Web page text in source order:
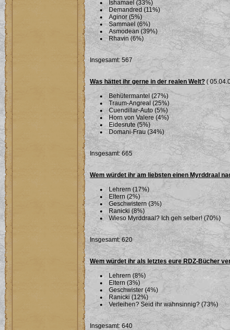
Ishamael (33%)
Demandred (11%)
Aginor (5%)
Sammael (6%)
Asmodean (39%)
Rhavin (6%)
Insgesamt: 567
Was hättet ihr gerne in der realen Welt? (
Behütermantel (27%)
Traum-Angreal (25%)
Cuendillar-Auto (5%)
Horn von Valere (4%)
Eidesrute (5%)
Domani-Frau (34%)
Insgesamt: 665
Wem würdet ihr am liebsten einen Myrddraal
Lehrern (17%)
Eltern (2%)
Geschwistern (3%)
Ranicki (8%)
Wieso Myrddraal? Ich geh selber! (70%)
Insgesamt: 620
Wem würdet ihr als letztes eure RDZ-Bücher
Lehrern (8%)
Eltern (3%)
Geschwister (4%)
Ranicki (12%)
Verleihen? Seid ihr wahnsinnig? (73%)
Insgesamt: 640